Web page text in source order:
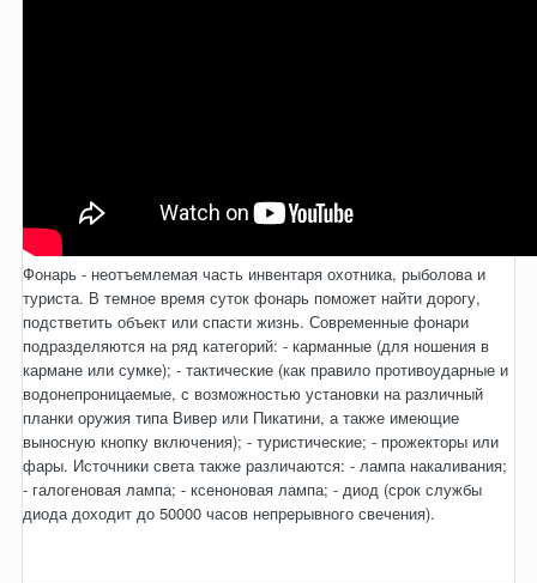
Фонарь - неотъемлемая часть инвентаря охотника, рыболова и
туриста. В темное время суток фонарь поможет найти дорогу,
подстветить объект или спасти жизнь. Современные фонари
подразделяются на ряд категорий: - карманные (для ношения в
кармане или сумке); - тактические (как правило противоударные и
водонепроницаемые, с возможностью установки на различный
планки оружия типа Вивер или Пикатини, а также имеющие
выносную кнопку включения); - туристические; - прожекторы или
фары. Источники света также различаются: - лампа накаливания;
- галогеновая лампа; - ксеноновая лампа; - диод (срок службы
диода доходит до 50000 часов непрерывного свечения).